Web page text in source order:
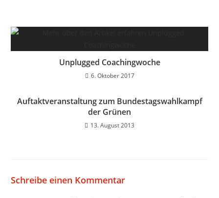
Unplugged Coachingwoche
6. Oktober 2017
Auftaktveranstaltung zum Bundestagswahlkampf
der Grünen
13. August 2013
Schreibe einen Kommentar